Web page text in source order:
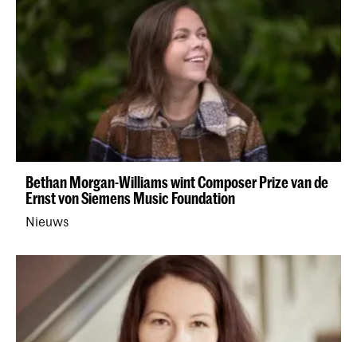
Bethan Morgan-Williams wint Composer Prize van de
Ernst von Siemens Music Foundation
Nieuws